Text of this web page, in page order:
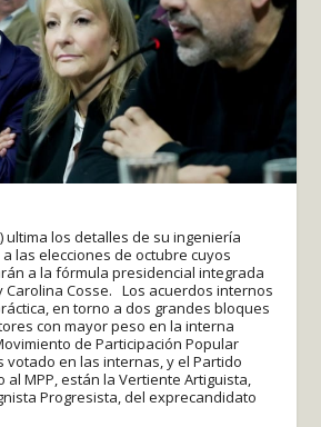
ultima los detalles de su ingeniería
las elecciones de octubre cuyos
a la fórmula presidencial integrada
Carolina Cosse. Los acuerdos internos
en torno a dos grandes bloques
con mayor peso en la interna
de Participación Popular
votado en las internas, y el Partido
al MPP, están la Vertiente Artiguista,
Progresista, del exprecandidato